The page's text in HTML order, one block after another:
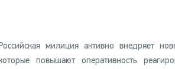
милиция активно внедряет
повышают оперативность